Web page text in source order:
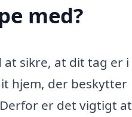
med?
sikre, at dit tag er i
hjem, der beskytter
er det vigtigt at